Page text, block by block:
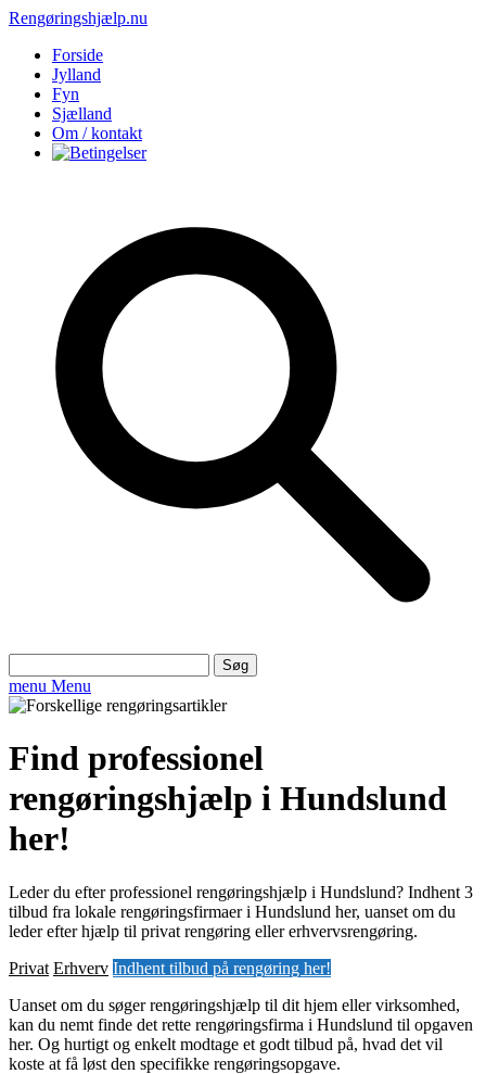
Rengøringshjælp.nu
Forside
Jylland
Fyn
Sjælland
Om / kontakt
efter:
menu Menu
Find professionel
rengøringshjælp i Hundslund
her!
Leder du efter professionel rengøringshjælp i Hundslund? Indhent 3
tilbud fra lokale rengøringsfirmaer i Hundslund her, uanset om du
leder efter hjælp til privat rengøring eller erhvervsrengøring.
Privat Erhverv Indhent tilbud på rengøring her!
Uanset om du søger rengøringshjælp til dit hjem eller virksomhed,
kan du nemt finde det rette rengøringsfirma i Hundslund til opgaven
her. Og hurtigt og enkelt modtage et godt tilbud på, hvad det vil
koste at få løst den specifikke rengøringsopgave.